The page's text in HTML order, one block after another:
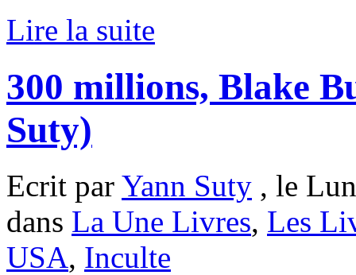
Lire la suite
300 millions, Blake
Suty)
Ecrit par Yann Suty , le
dans La Une Livres, Les
USA, Inculte